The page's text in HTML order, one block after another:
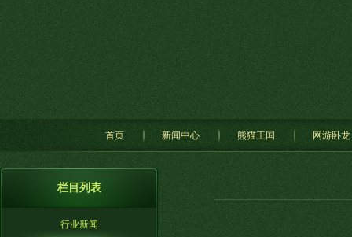
首页 新闻中心 熊猫王国 网游卧龙
栏目列表
行业新闻